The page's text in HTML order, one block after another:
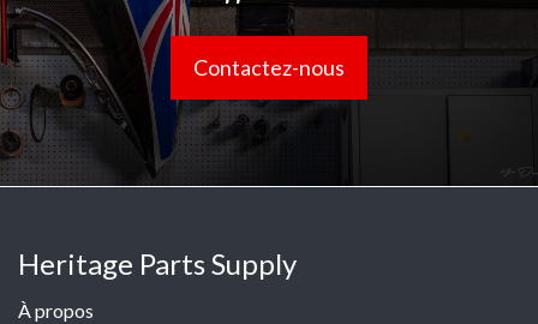
Contactez-nous
Heritage Parts Supply
À propos